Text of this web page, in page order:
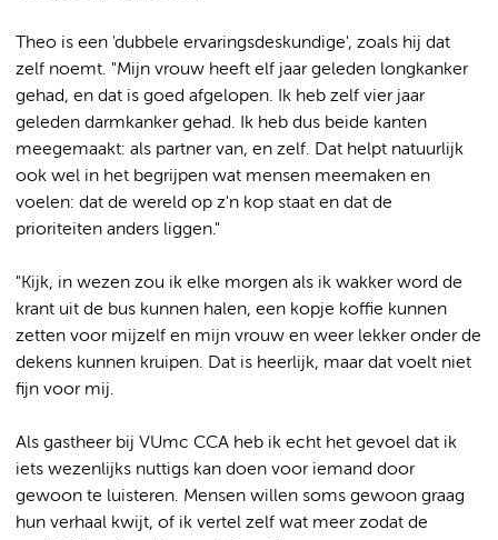
Theo is een 'dubbele ervaringsdeskundige', zoals hij dat
zelf noemt. "Mijn vrouw heeft elf jaar geleden longkanker
gehad, en dat is goed afgelopen. Ik heb zelf vier jaar
geleden darmkanker gehad. Ik heb dus beide kanten
meegemaakt: als partner van, en zelf. Dat helpt natuurlijk
ook wel in het begrijpen wat mensen meemaken en
voelen: dat de wereld op z'n kop staat en dat de
prioriteiten anders liggen."
"Kijk, in wezen zou ik elke morgen als ik wakker word de
krant uit de bus kunnen halen, een kopje koffie kunnen
zetten voor mijzelf en mijn vrouw en weer lekker onder de
dekens kunnen kruipen. Dat is heerlijk, maar dat voelt niet
fijn voor mij.
Als gastheer bij VUmc CCA heb ik echt het gevoel dat ik
iets wezenlijks nuttigs kan doen voor iemand door
gewoon te luisteren. Mensen willen soms gewoon graag
hun verhaal kwijt, of ik vertel zelf wat meer zodat de